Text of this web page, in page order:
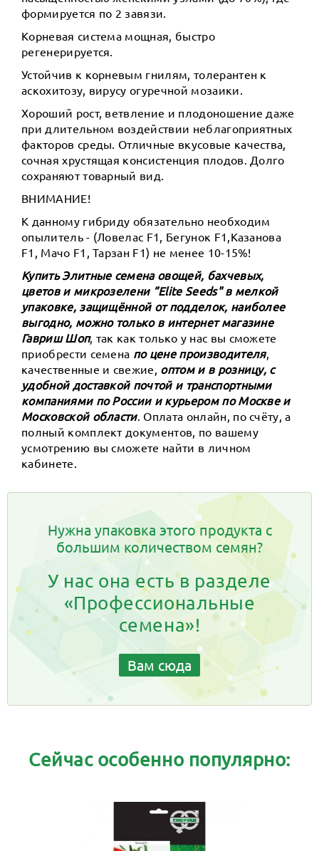
формируется по 2 завязи.
Корневая система мощная, быстро
регенерируется.
Устойчив к корневым гнилям, толерантен к
аскохитозу, вирусу огуречной мозаики.
Хороший рост, ветвление и плодоношение даже
при длительном воздействии неблагоприятных
факторов среды. Отличные вкусовые качества,
сочная хрустящая консистенция плодов. Долго
сохраняют товарный вид.
ВНИМАНИЕ!
К данному гибриду обязательно необходим
опылитель - (Ловелас F1, Бегунок F1,Казанова
F1, Мачо F1, Тарзан F1) не менее 10-15%!
Купить Элитные семена овощей, бахчевых,
цветов и микрозелени ”Elite Seeds" в мелкой
упаковке, защищённой от подделок, наиболее
выгодно, можно только в интернет магазине
Гавриш Шоп, так как только у нас вы сможете
приобрести семена по цене производителя,
качественные и свежие, оптом и в розницу, с
удобной доставкой почтой и транспортными
компаниями по России и курьером по Москве и
Московской области. Оплата онлайн, по счёту, а
полный комплект документов, по вашему
усмотрению вы сможете найти в личном
кабинете.
Нужна упаковка этого продукта с
большим количеством семян?
У нас она есть в разделе
«Профессиональные
семена»!
Вам сюда
Сейчас особенно популярно: